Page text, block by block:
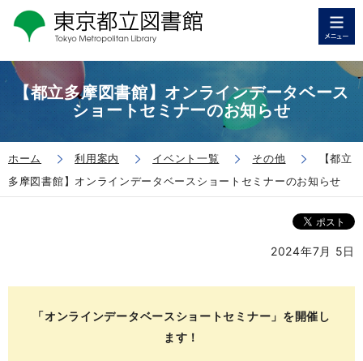
【都立多摩図書館】オンラインデータベース
ショートセミナーのお知らせ
ホーム 利用案内 イベント一覧 その他
【都立
多摩図書館】オンラインデータベースショートセミナーのお知らせ
2024年7月 5日
「オンラインデータベースショートセミナー」を開催し
ます！